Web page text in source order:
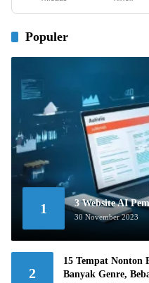
Populer
1 3 Website AI
30 November 2023
2
15 Tempat Nonton
Banyak Genre,